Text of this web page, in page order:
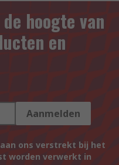
hoogte van
en
Aanmelden
ons verstrekt bij het
worden verwerkt in